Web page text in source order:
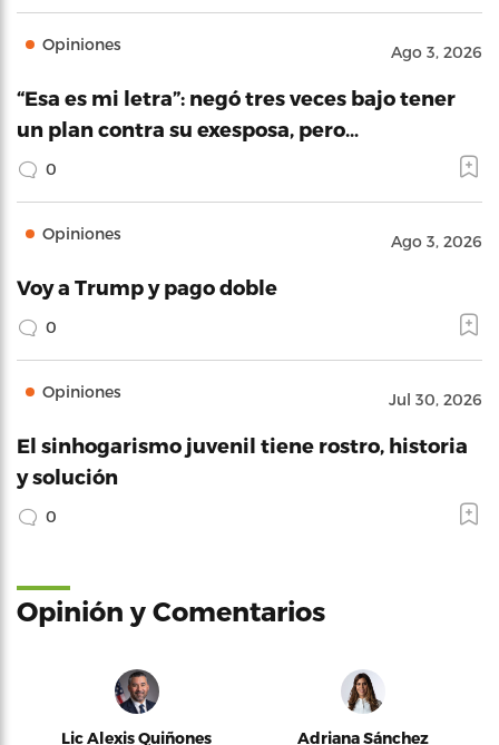
Opiniones Ago 3, 2026
“Esa es mi letra”: negó tres veces bajo tener
un plan contra su exesposa, pero…
0
Opiniones Ago 3, 2026
Voy a Trump y pago doble
0
Opiniones Jul 30, 2026
El sinhogarismo juvenil tiene rostro, historia
y solución
0
Opinión y Comentarios
Lic Alexis Quiñones Adriana Sánchez